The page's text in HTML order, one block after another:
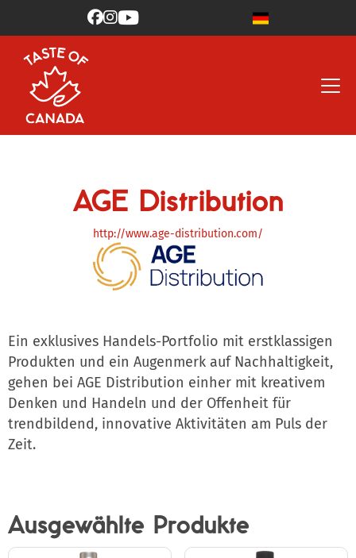

AGE Distribution
http://www.age-distribution.com/
Ein exklusives Handels-Portfolio mit erstklassigen
Produkten und ein Augenmerk auf Nachhaltigkeit,
gehen bei AGE Distribution einher mit kreativem
Denken und Handeln und der Offenheit für
trendbildend, innovative Aktivitäten am Puls der
Zeit.
Ausgewählte Produkte